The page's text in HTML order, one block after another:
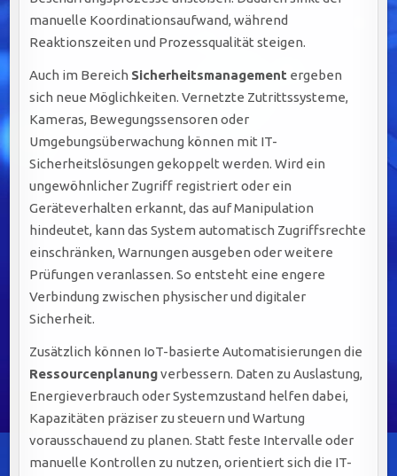
manuelle Koordinationsaufwand, während
Reaktionszeiten und Prozessqualität steigen.
Auch im Bereich Sicherheitsmanagement ergeben
sich neue Möglichkeiten. Vernetzte Zutrittssysteme,
Kameras, Bewegungssensoren oder
Umgebungsüberwachung können mit IT-
Sicherheitslösungen gekoppelt werden. Wird ein
ungewöhnlicher Zugriff registriert oder ein
Geräteverhalten erkannt, das auf Manipulation
hindeutet, kann das System automatisch Zugriffsrechte
einschränken, Warnungen ausgeben oder weitere
Prüfungen veranlassen. So entsteht eine engere
Verbindung zwischen physischer und digitaler
Sicherheit.
Zusätzlich können IoT-basierte Automatisierungen die
Ressourcenplanungverbessern. Daten zu Auslastung,
Energieverbrauch oder Systemzustand helfen dabei,
Kapazitäten präziser zu steuern und Wartung
vorausschauend zu planen. Statt feste Intervalle oder
manuelle Kontrollen zu nutzen, orientiert sich die IT-